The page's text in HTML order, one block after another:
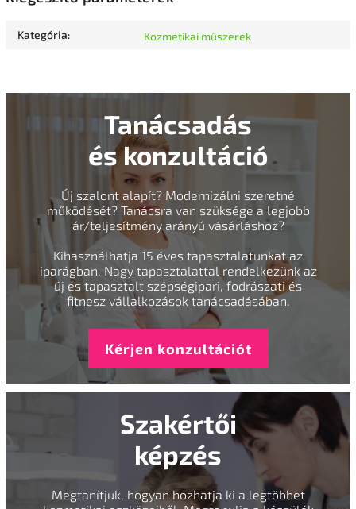
Kategória: Kozmetikai műszerek
Tanácsadás
és konzultáció
Új szalont alapít? Modernizálni szeretné
működését? Tanácsra van szüksége a legjobb
ár/teljesítmény arányú vásárláshoz?
Kihasználhatja 15 éves tapasztalatunkat az
iparágban. Nagy tapasztalattal rendelkezünk az
új és tapasztalt szépségipari, fodrászati és
fitnesz vállalkozások tanácsadásában.
Kérjen konzultációt
Szakértői
képzés
Megtanítjuk, hogyan hozhatja ki a legtöbbet